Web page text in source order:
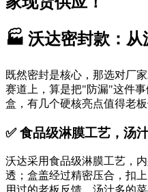
🏭 沃达密封款：
既然密封是核心，那选对厂
赛道上，算是把"防漏"这件
盒，有几个硬核亮点值得老板
✅ 食品级淋膜工艺，汤
沃达采用食品级淋膜工艺，
透；盒盖经过精密压合，扣